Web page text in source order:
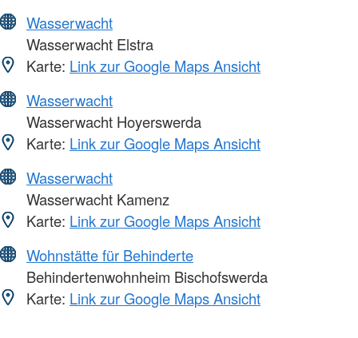
Wasserwacht
Wasserwacht Elstra
Karte: Link zur Google Maps Ansicht
Wasserwacht
Wasserwacht Hoyerswerda
Karte: Link zur Google Maps Ansicht
Wasserwacht
Wasserwacht Kamenz
Karte: Link zur Google Maps Ansicht
Wohnstätte für Behinderte
Behindertenwohnheim Bischofswerda
Karte: Link zur Google Maps Ansicht